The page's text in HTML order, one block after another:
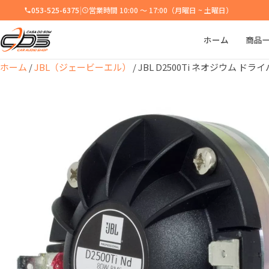
053-525-6375| 営業時間 10:00 ～ 17:00（月曜日 ~ 土曜日）
ホーム 商品
ホーム /JBL（ジェービーエル） / JBL D2500Ti ネオジウム ドライ